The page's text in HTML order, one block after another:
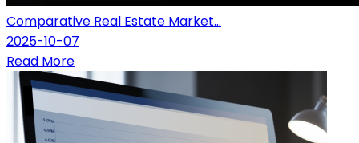
Comparative Real Estate Market...
2025-10-07
Read More